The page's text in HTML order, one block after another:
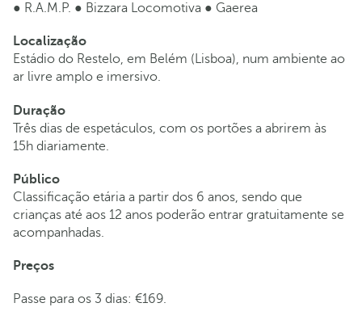
● R.A.M.P. ● Bizzara Locomotiva ● Gaerea
Localização
Estádio do Restelo, em Belém (Lisboa), num ambiente ao
ar livre amplo e imersivo.
Duração
Três dias de espetáculos, com os portões a abrirem às
15h diariamente.
Público
Classificação etária a partir dos 6 anos, sendo que
crianças até aos 12 anos poderão entrar gratuitamente se
acompanhadas.
Preços
Passe para os 3 dias: €169.